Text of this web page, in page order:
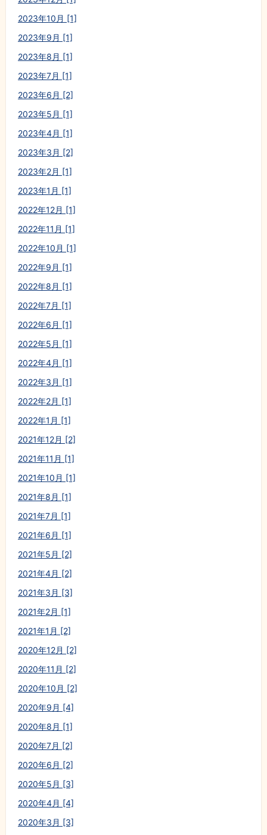
2023年10月 [1]
2023年9月 [1]
2023年8月 [1]
2023年7月 [1]
2023年6月 [2]
2023年5月 [1]
2023年4月 [1]
2023年3月 [2]
2023年2月 [1]
2023年1月 [1]
2022年12月 [1]
2022年11月 [1]
2022年10月 [1]
2022年9月 [1]
2022年8月 [1]
2022年7月 [1]
2022年6月 [1]
2022年5月 [1]
2022年4月 [1]
2022年3月 [1]
2022年2月 [1]
2022年1月 [1]
2021年12月 [2]
2021年11月 [1]
2021年10月 [1]
2021年8月 [1]
2021年7月 [1]
2021年6月 [1]
2021年5月 [2]
2021年4月 [2]
2021年3月 [3]
2021年2月 [1]
2021年1月 [2]
2020年12月 [2]
2020年11月 [2]
2020年10月 [2]
2020年9月 [4]
2020年8月 [1]
2020年7月 [2]
2020年6月 [2]
2020年5月 [3]
2020年4月 [4]
2020年3月 [3]